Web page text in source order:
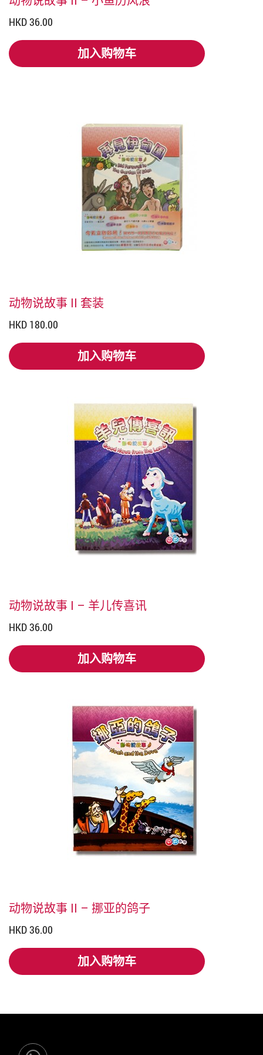
HKD 36.00
加入购物车
加入购物车
动物说故事 II 套装
HKD 180.00
加入购物车
加入购物车
动物说故事 I – 羊儿传喜讯
HKD 36.00
加入购物车
加入购物车
动物说故事 II – 挪亚的鸽子
HKD 36.00
加入购物车
加入购物车